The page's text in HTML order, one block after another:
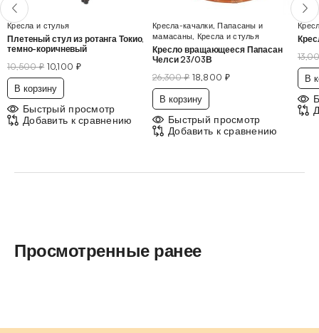
Кресла и стулья
Плетеный стул из ротанга Токио,
темно-коричневый
10,500₽ 10,100 ₽
В корзину
Быстрый просмотр
Добавить к сравнению
Кресла-качалки,Папасаны и
мамасаны Кресла и стулья
Кресло вращающееся Папасан
Челси 23/03В
26,300₽ 18,800 ₽
В корзину
Быстрый просмотр
Добавить к сравнению
В
Просмотренные ранее